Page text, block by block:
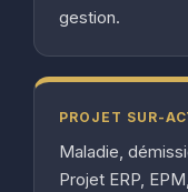
gestion.
PROJET SUR-
Maladie,
Projet ERP,